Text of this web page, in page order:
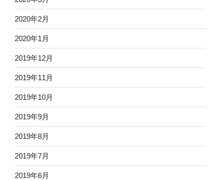
2020年2月
2020年1月
2019年12月
2019年11月
2019年10月
2019年9月
2019年8月
2019年7月
2019年6月